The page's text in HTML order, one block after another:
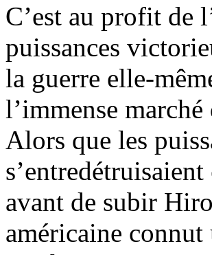
C’est au profit de
puissances
la guerre elle-
l’immense
Alors que les
avant de subir
américaine connut